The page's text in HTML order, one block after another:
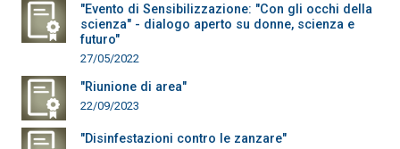
"Evento di Sensibilizzazione: "Con gli occhi della
scienza" - dialogo aperto su donne, scienza e
futuro"
27/05/2022
"Riunione di area"
22/09/2023
"Disinfestazioni contro le zanzare"